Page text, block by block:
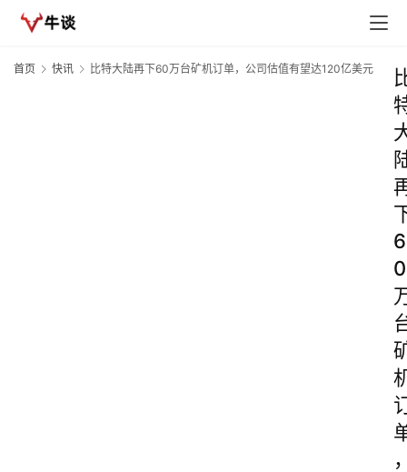
首页 快讯 比特大陆再下60万台矿机订单，公司估值有望达120亿美元
6
0